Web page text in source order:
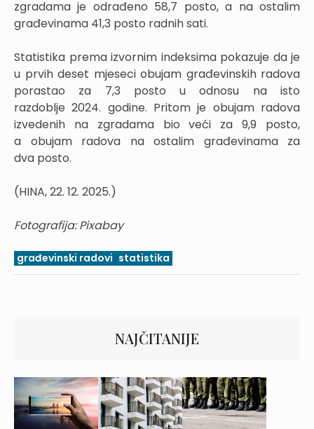
zgradama je odrađeno 58,7 posto, a na ostalim
građevinama 41,3 posto radnih sati.
Statistika prema izvornim indeksima pokazuje da je
u prvih deset mjeseci obujam građevinskih radova
porastao za 7,3 posto u odnosu na isto
razdoblje 2024. godine. Pritom je obujam radova
izvedenih na zgradama bio veći za 9,9 posto,
a obujam radova na ostalim građevinama za
dva posto.
(HINA, 22. 12. 2025.)
Fotografija: Pixabay
građevinski radovi statistika
NAJČITANIJE